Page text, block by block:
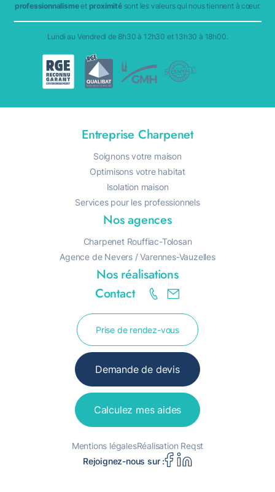
professionnalismeet proximitésont les valeurs qui nous tiennent à cœur.
Lundi au Vendredi de 8h30 à 12h30 et 13h30 à 18h00.
Entreprise Charpenet
Soignons votre maison
Optimisons votre habitat
Isolation maison
Services pour les professionnels
Nos agences
Charpenet Rouffiac-Tolosan
Agence de Nevers / Varennes-Vauzelles
Nos réalisations
Contact
R A
Prise de rendez-vous
Demande de devis
Calculez mes aides
Mentions légalesRéalisation Reqst
Rejoignez-nous sur :